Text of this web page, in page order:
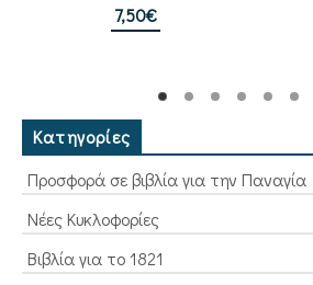
7,50€
Κατηγορίες
Προσφορά σε βιβλία για την Παναγία
Νέες Κυκλοφορίες
Βιβλία για το 1821